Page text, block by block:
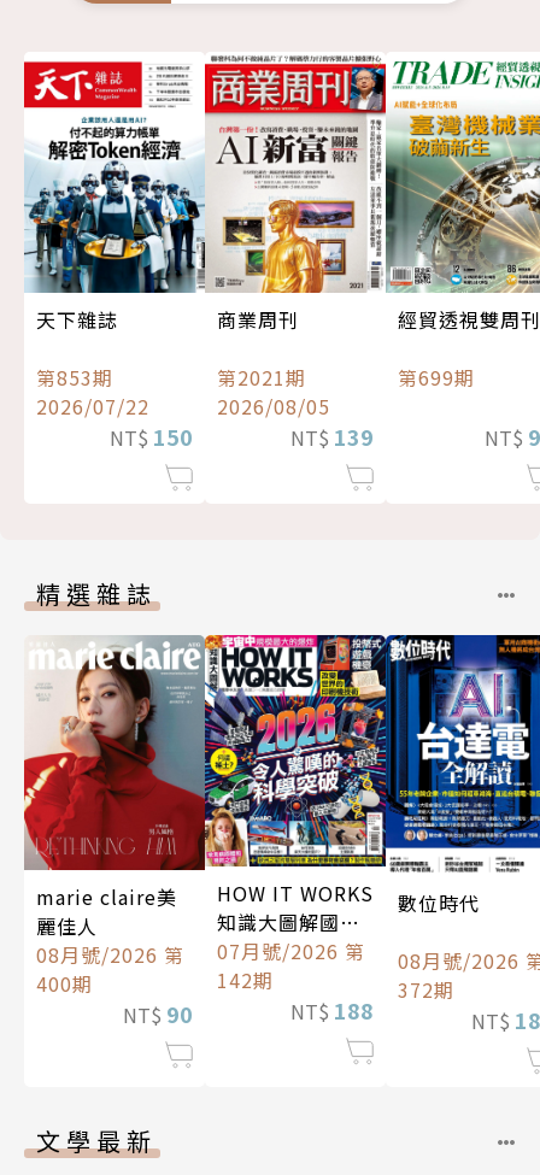
天下雜誌
第853期
2026/07/22
NT$ 150
商業周刊
第2021期
2026/08/05
NT$ 139
經貿透視雙周刊
第699期
NT$
精選雜誌
marie claire美
麗佳人
08月號/2026 第
400期
NT$ 90
HOW IT WORKS
知識大圖解國際
中文版
07月號/2026 第
142期
NT$ 188
數位時代
08月號/2026
372期
NT$
文學最新